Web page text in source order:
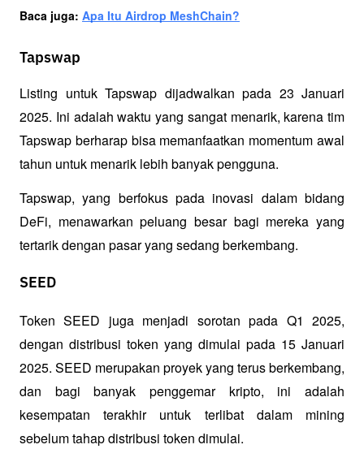
Baca juga: Apa Itu Airdrop MeshChain?
Tapswap
Listing untuk Tapswap dijadwalkan pada 23 Januari
2025. Ini adalah waktu yang sangat menarik, karena tim
Tapswap berharap bisa memanfaatkan momentum awal
tahun untuk menarik lebih banyak pengguna.
Tapswap, yang berfokus pada inovasi dalam bidang
DeFi, menawarkan peluang besar bagi mereka yang
tertarik dengan pasar yang sedang berkembang.
SEED
Token SEED juga menjadi sorotan pada Q1 2025,
dengan distribusi token yang dimulai pada 15 Januari
2025. SEED merupakan proyek yang terus berkembang,
dan bagi banyak penggemar kripto, ini adalah
kesempatan terakhir untuk terlibat dalam mining
sebelum tahap distribusi token dimulai.